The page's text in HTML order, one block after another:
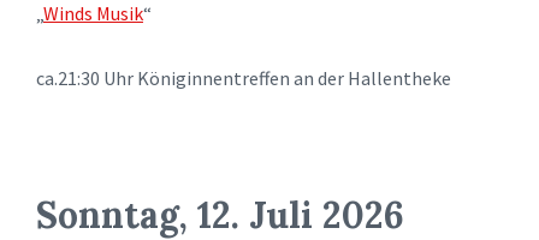
„Winds Musik“
ca.21:30 Uhr Königinnentreffen an der Hallentheke
Sonntag, 12. Juli 2026